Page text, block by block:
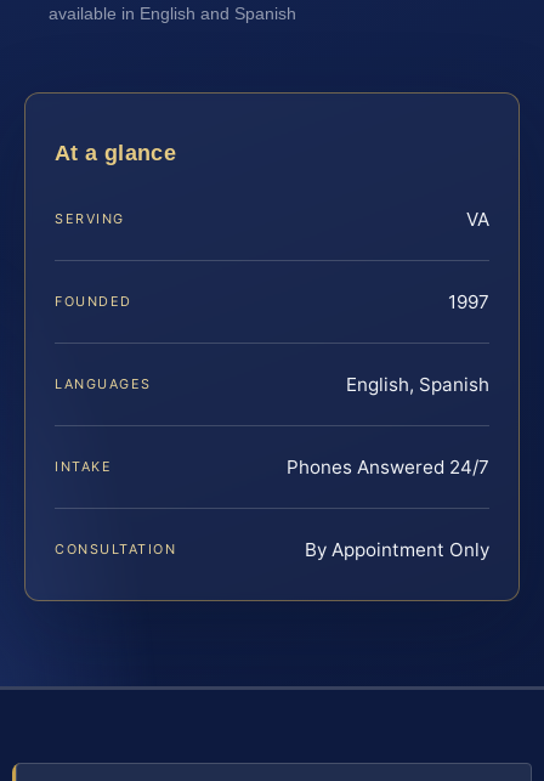
available in English and Spanish
At a glance
SERVING VA
FOUNDED 1997
LANGUAGES English, Spanish
INTAKE Phones Answered 24/7
CONSULTATION By Appointment Only